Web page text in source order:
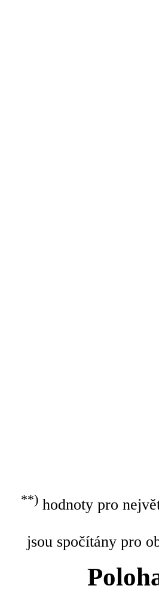
**)hodnoty pro
jsou spočítány pro